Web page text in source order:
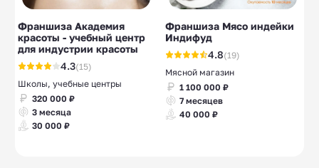
Франшиза Академия
красоты - учебный центр
для индустрии красоты
4.3(15)
Школы, учебные центры
320 000 ₽
3 месяца
30 000 ₽
Франшиза Мясо индейки
Индифуд
4.8(19)
Мясной магазин
1 100 000 ₽
7 месяцев
40 000 ₽